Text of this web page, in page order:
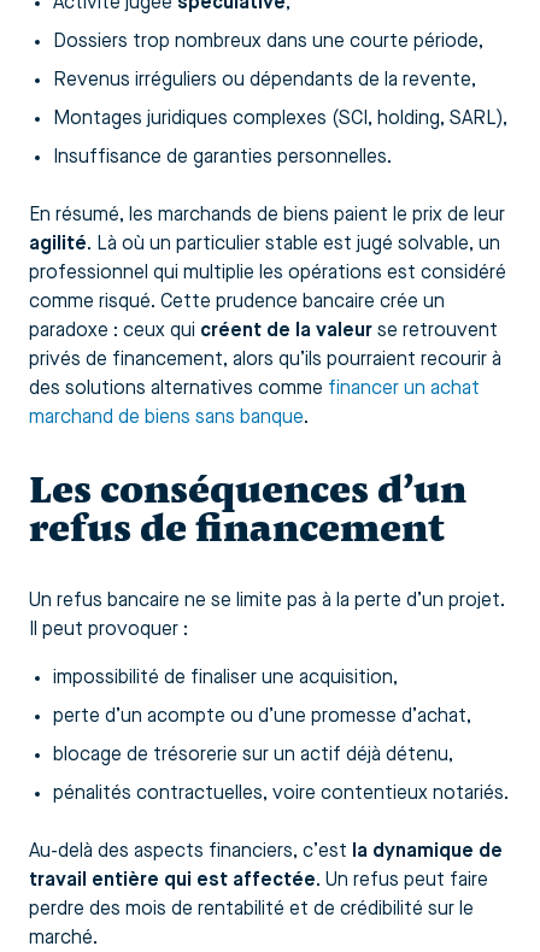
Dossiers trop nombreux dans une courte période,
Revenus irréguliers ou dépendants de la revente,
Montages juridiques complexes (SCI, holding, SARL),
Insuffisance de garanties personnelles.
En résumé, les marchands de biens paient le prix de leur
agilité. Là où un particulier stable est jugé solvable, un
professionnel qui multiplie les opérations est considéré
comme risqué. Cette prudence bancaire crée un
paradoxe : ceux qui créent de la valeur se retrouvent
privés de financement, alors qu’ils pourraient recourir à
des solutions alternatives comme financer un achat
marchand de biens sans banque.
Les conséquences d’un
refus de financement
Un refus bancaire ne se limite pas à la perte d’un projet.
Il peut provoquer :
impossibilité de finaliser une acquisition,
perte d’un acompte ou d’une promesse d’achat,
blocage de trésorerie sur un actif déjà détenu,
pénalités contractuelles, voire contentieux notariés.
Au-delà des aspects financiers, c’est
la dynamique de
travail entière qui est affectée. Un refus peut faire
perdre des mois de rentabilité et de crédibilité sur le
marché.